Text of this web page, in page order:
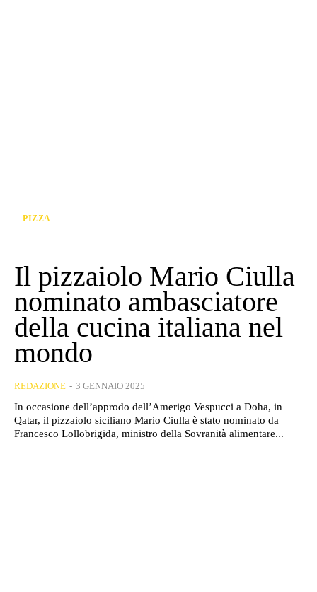
PIZZA
Il pizzaiolo Mario Ciulla
nominato ambasciatore
della cucina italiana nel
mondo
REDAZIONE - 3 GENNAIO 2025
In occasione dell’approdo dell’Amerigo Vespucci a Doha, in
Qatar, il pizzaiolo siciliano Mario Ciulla è stato nominato da
Francesco Lollobrigida, ministro della Sovranità alimentare...